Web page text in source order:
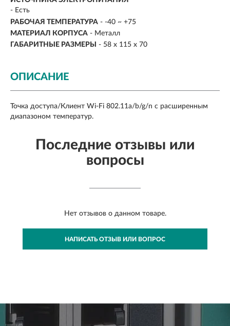
- Есть
РАБОЧАЯ ТЕМПЕРАТУРА - -40 ~ +75
МАТЕРИАЛ КОРПУСА - Металл
ГАБАРИТНЫЕ РАЗМЕРЫ
- 58 x 115 x 70
ОПИСАНИЕ
Точка доступа/Клиент Wi-Fi 802.11a/b/g/n с расширенным
диапазоном температур.
Последние отзывы или
вопросы
Нет отзывов о данном товаре.
НАПИСАТЬ ОТЗЫВ ИЛИ ВОПРОС